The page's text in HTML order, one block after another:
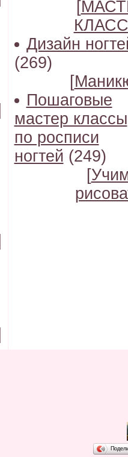
[
Дизайн
(269)
[
Пошаговые
мастер классы
по росписи
ногтей (249)
[